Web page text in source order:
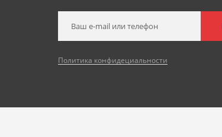
Политика конфидециальности